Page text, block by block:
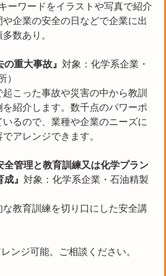
ーワードをイラストや写真で紹介
や企業の安全の日などで企業に出
数あり。
の重大事故』 対象：化学系企業・
）
こった事故や災害の中から教訓
を紹介します。数千点のパワーポ
るので、業種や企業のニーズに
アレンジできます。
全管理と教育訓練又は化学プラン
』 対象：化学系企業・石油精製
な教育訓練を切り口にした安全講
ンジ可能。ご相談ください。